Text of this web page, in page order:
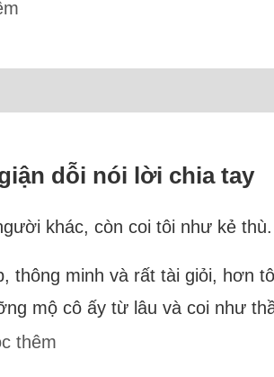
dỗi nói lời chia tay
khác, còn coi tôi như kẻ thù.
thông minh và rất tài giỏi, hơn
mộ cô ấy từ lâu và coi như
thêm